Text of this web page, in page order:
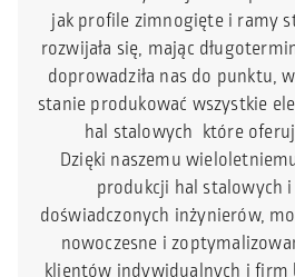
jak profile zimnogięte i ramy
rozwijała się, mając
doprowadziła nas do punktu,
stanie produkować wszystkie
hal stalowych które
Dzięki naszemu
produkcji hal stalowych
doświadczonych inżynierów,
nowoczesne i